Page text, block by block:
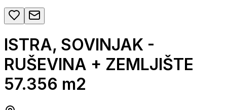
ISTRA, SOVINJAK -
RUŠEVINA + ZEMLJIŠTE
57.356 m2